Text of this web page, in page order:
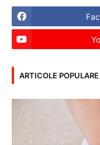
ARTICOLE POPULARE